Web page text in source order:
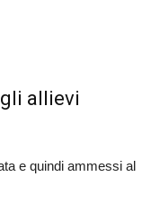
allievi
e quindi ammessi al